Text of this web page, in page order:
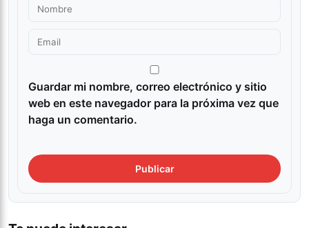
Guardar mi nombre, correo electrónico y sitio
web en este navegador para la próxima vez que
haga un comentario.